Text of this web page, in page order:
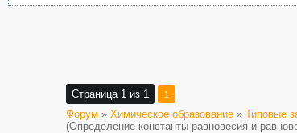
Страница 1 из 1 1
Форум » Химическое образование » Типовые
(Определение константы равновесия и